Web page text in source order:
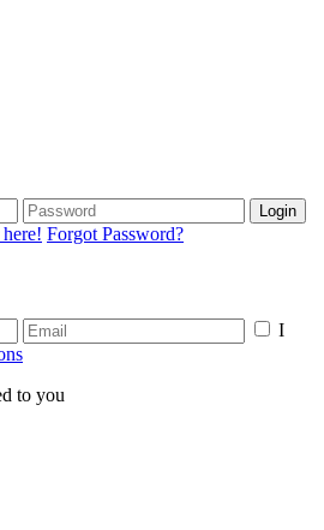
Login
Forgot Password?
I
to you